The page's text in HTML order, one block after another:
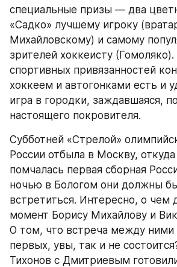
специальные призы — два
«Садко» лучшему игроку
Михайловскому) и самому
зрителей хоккеисту
спортивных привязанностей
хоккеем и автогонками есть и
игра в городки, заждавшаяся,
настоящего покровителя.
Субботней «Стрелой»
России отбыла в Москву,
помчалась первая сборная
ночью в Бологом они должны
встретиться. Интересно, о чем
момент Борису Михайлову и
О том, что встреча между ними
первых, увы, так и не
Тихонов с Дмитриевым